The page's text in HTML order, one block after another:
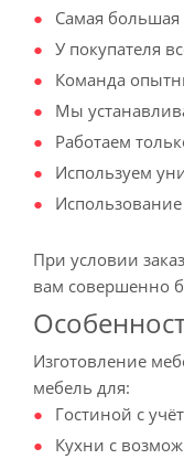
Самая большая
У покупателя
Команда
Мы
Работаем
Используем
При условии
вам совершенно
Изготовление
мебель для:
Гостиной с
Кухни с